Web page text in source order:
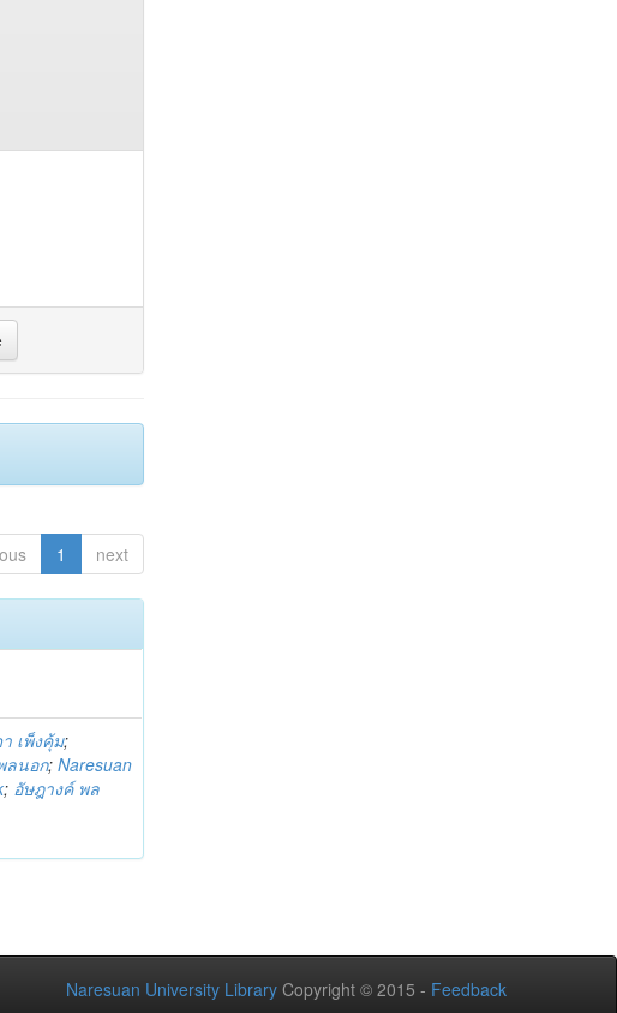
1 next
เพ็งคุ้ม;
ลนอก;Naresuan
; อัษฎางค์ พล
Naresuan University Library Copyright © 2015 - Feedback